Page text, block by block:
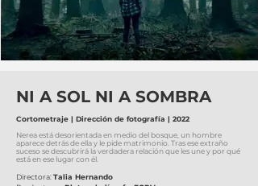
NI A SOL NI A SOMBRA
Cortometraje | Dirección de fotografía | 2022
Nerea está desorientada en medio del bosque, un hombre
aparece detrás de ella y le pide matrimonio. Tras ese extraño
suceso se descubrirá la verdadera relación que les une y por qué
está en ese lugar con él.
Directora:Talia Hernando